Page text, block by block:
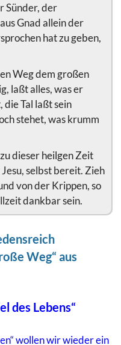
Sünder, der
Gnad allein der
hat zu geben,
Weg dem großen
laßt alles, was er
die Tal laßt sein
stehet, was krumm
dieser heilgen Zeit
selbst bereit. Zieh
von der Krippen, so
dankbar sein.
Weg“ aus
des Lebens“
wollen wir wieder ein